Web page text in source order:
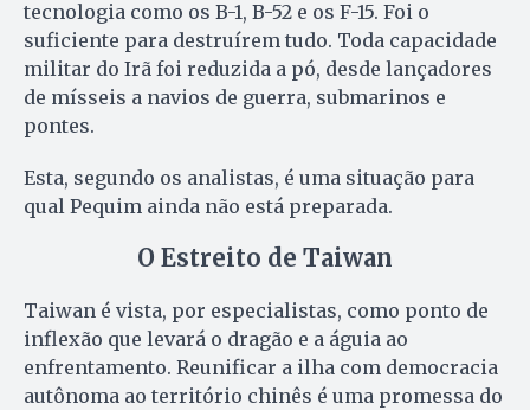
tecnologia como os B-1, B-52 e os F-15. Foi o
suficiente para destruírem tudo. Toda capacidade
militar do Irã foi reduzida a pó, desde lançadores
de mísseis a navios de guerra, submarinos e
pontes.
Esta, segundo os analistas, é uma situação para
qual Pequim ainda não está preparada.
O Estreito de Taiwan
Taiwan é vista, por especialistas, como ponto de
inflexão que levará o dragão e a águia ao
enfrentamento. Reunificar a ilha com democracia
autônoma ao território chinês é uma promessa do